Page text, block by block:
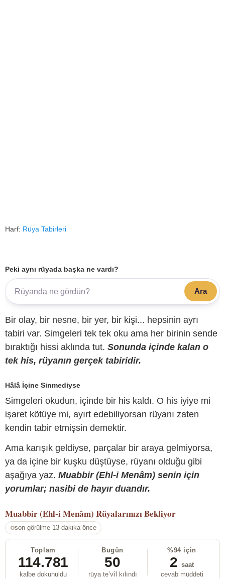
Harf: Rüya Tabirleri
Peki aynı rüyada başka ne vardı?
Ara
Bir olay, bir nesne, bir yer, bir kişi... hepsinin ayrı
tabiri var. Simgeleri tek tek oku ama her birinin sende
bıraktığı hissi aklında tut. Sonunda içinde kalan o
tek his, rüyanın gerçek tabiridir.
Hâlâ İçine Sinmediyse
Simgeleri okudun, içinde bir his kaldı. O his iyiye mi
işaret kötüye mi, ayırt edebiliyorsan rüyanı zaten
kendin tabir etmişsin demektir.
Ama karışık geldiyse, parçalar bir araya gelmiyorsa,
ya da içine bir kuşku düştüyse, rüyanı olduğu gibi
aşağıya yaz. Muabbir (Ehl-i Menâm) senin için
yorumlar; nasibi de hayır duandır.
Muabbir (Ehl-i Menâm) Rüyalarınızı Bekliyor
son görülme 13 dakika önce
Toplam
114.781
kalbe dokunuldu
Bugün
50
rüya te’vîl kılındı
%94 için
2 saat
cevab müddeti